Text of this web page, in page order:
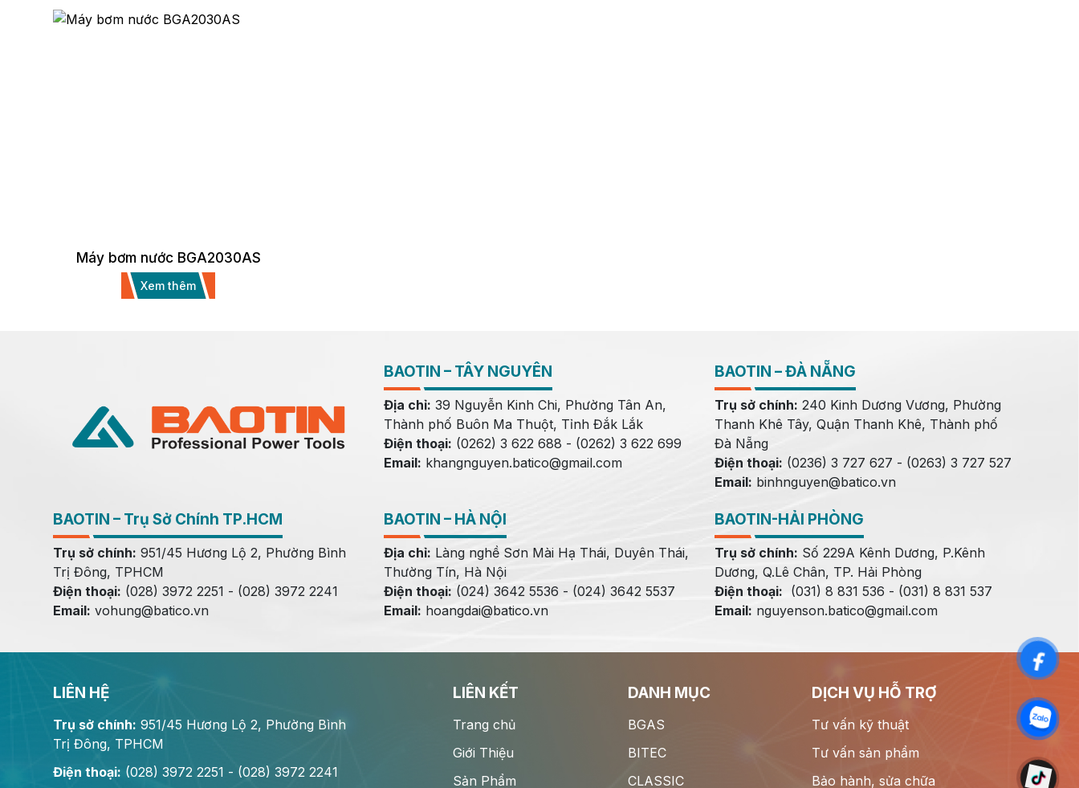
Máy bơm nước BGA2030AS
Xem thêm
BAOTIN – TÂY NGUYÊN
Địa chỉ: 39 Nguyễn Kinh Chi, Phường Tân An,
Thành phố Buôn Ma Thuột, Tỉnh Đắk Lắk
Điện thoại: (0262) 3 622 688 - (0262) 3 622 699
Email: khangnguyen.batico@gmail.com
BAOTIN – ĐÀ NẴNG
Trụ sở chính: 240 Kinh Dương Vương, Phường
Thanh Khê Tây, Quận Thanh Khê, Thành phố
Đà Nẵng
Điện thoại: (0236) 3 727 627 - (0263) 3 727 527
Email: binhnguyen@batico.vn
BAOTIN – Trụ Sở Chính TP.HCM
Trụ sở chính: 951/45 Hương Lộ 2, Phường Bình
Trị Đông, TPHCM
Điện thoại: (028) 3972 2251 - (028) 3972 2241
Email: vohung@batico.vn
BAOTIN – HÀ NỘI
Địa chỉ: Làng nghề Sơn Mài Hạ Thái, Duyên Thái,
Thường Tín, Hà Nội
Điện thoại: (024) 3642 5536 - (024) 3642 5537
Email: hoangdai@batico.vn
BAOTIN-HẢI PHÒNG
Trụ sở chính: Số 229A Kênh Dương, P.Kênh
Dương, Q.Lê Chân, TP. Hải Phòng
Điện thoại: (031) 8 831 536 - (031) 8 831 537
Email: nguyenson.batico@gmail.com
LIÊN HỆ
Trụ sở chính: 951/45 Hương Lộ 2, Phường Bình
Trị Đông, TPHCM
Điện thoại: (028) 3972 2251 - (028) 3972 2241
LIÊN KẾT
Trang chủ
Giới Thiệu
Sản Phẩm
DANH MỤC
BGAS
BITEC
CLASSIC
DỊCH VỤ HỖ TRỢ
Tư vấn kỹ thuật
Tư vấn sản phẩm
Bảo hành, sửa chữa